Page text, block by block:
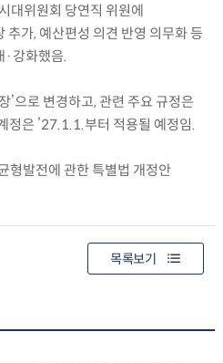
대위원회 당연직 위원에
추가, 예산편성 의견 반영 의무화 등
·강화했음.
’으로 변경하고, 관련 주요 규정은
정은 ’27.1.1.부터 적용될 예정임.
형발전에 관한 특별법 개정안
목록보기